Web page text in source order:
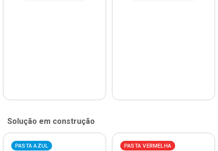
Solução em construção
PASTA AZUL PASTA VERMELHA